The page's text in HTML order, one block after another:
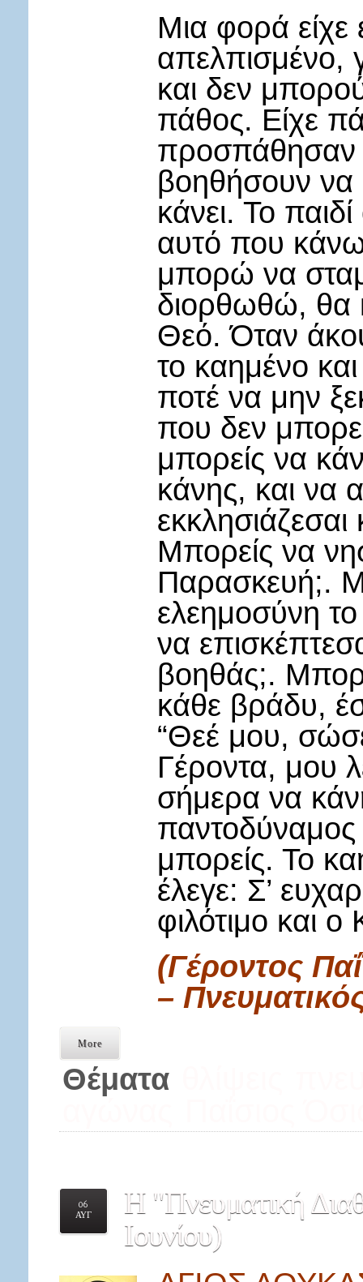
Μια φορά είχε
απελπισμένο,
και δεν
πάθος. Είχε
προσπάθησαν
βοηθήσουν να
κάνει. Το
αυτό που κάνω
μπορώ να
διορθωθώ, θα
Θεό. Όταν
το καημένο
ποτέ να μην
που δεν
μπορείς να
κάνης, και να
Μπορείς να
Παρασκευή;.
ελεημοσύνη
να
βοηθάς;.
κάθε βράδυ,
“Θεέ μου,
Γέροντα, μου
σήμερα να
μπορείς. Το
έλεγε: Σ’
φιλότιμο και
(Γέροντος
–
More
Θέματα
06
ΑΥΓ
Η"Πνευματική
Ιουνίου)